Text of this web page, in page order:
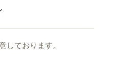
しております。